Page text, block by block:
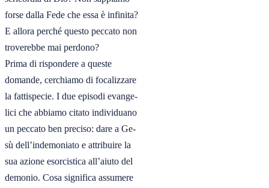
forse dalla Fede che essa è infinita?
E allora perché questo peccato non
troverebbe mai perdono?
Prima di rispondere a queste
domande, cerchiamo di focalizzare
la fattispecie. I due episodi evange-
lici che abbiamo citato individuano
un peccato ben preciso: dare a Ge-
sù dell’indemoniato e attribuire la
sua azione esorcistica all’aiuto del
demonio. Cosa significa assumere